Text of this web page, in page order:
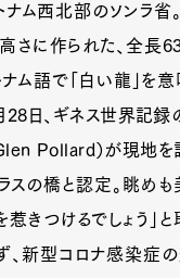
ナム西北部のソンラ省
さに作られた、全長
ナム語で「白い龍」を
28日、ギネス世界記
Pollard）が現地を
スの橋と認定。眺めも
きつけるでしょう」
、新型コロナ感染症